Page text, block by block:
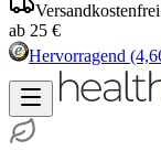
ab 25 €
Hervorragend